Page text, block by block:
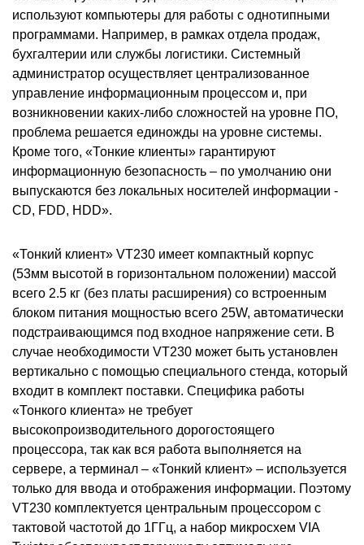
используют компьютеры для работы с однотипными
программами. Например, в рамках отдела продаж,
бухгалтерии или службы логистики. Системный
администратор осуществляет централизованное
управление информационным процессом и, при
возникновении каких-либо сложностей на уровне ПО,
проблема решается единожды на уровне системы.
Кроме того, «Тонкие клиенты» гарантируют
информационную безопасность – по умолчанию они
выпускаются без локальных носителей информации -
CD, FDD, HDD».
«Тонкий клиент» VT230 имеет компактный корпус
(53мм высотой в горизонтальном положении) массой
всего 2.5 кг (без платы расширения) со встроенным
блоком питания мощностью всего 25W, автоматически
подстраивающимся под входное напряжение сети. В
случае необходимости VT230 может быть установлен
вертикально с помощью специального стенда, который
входит в комплект поставки. Специфика работы
«Тонкого клиента» не требует
высокопроизводительного дорогостоящего
процессора, так как вся работа выполняется на
сервере, а терминал – «Тонкий клиент» – используется
только для ввода и отображения информации. Поэтому
VT230 комплектуется центральным процессором с
тактовой частотой до 1ГГц, а набор микросхем VIA